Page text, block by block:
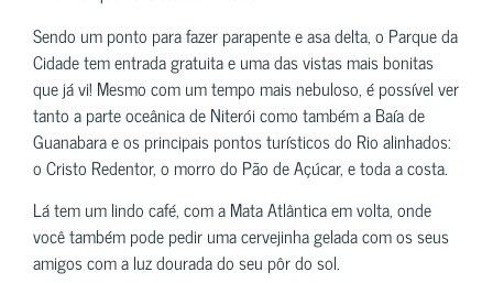
Sendo um ponto para fazer parapente e asa delta, o Parque da
Cidade tem entrada gratuita e uma das vistas mais bonitas
que já vi! Mesmo com um tempo mais nebuloso, é possível ver
tanto a parte oceânica de Niterói como também a Baía de
Guanabara e os principais pontos turísticos do Rio alinhados:
o Cristo Redentor, o morro do Pão de Açúcar, e toda a costa.
Lá tem um lindo café, com a Mata Atlântica em volta, onde
você também pode pedir uma cervejinha gelada com os seus
amigos com a luz dourada do seu pôr do sol.